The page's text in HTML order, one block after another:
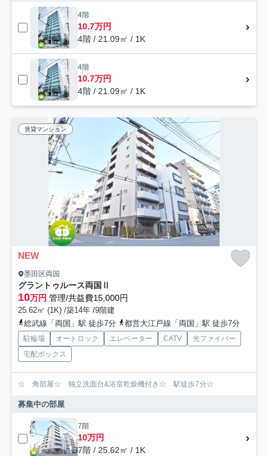
4階
10.7万円
4階 / 21.09㎡ / 1K
4階
10.7万円
4階 / 21.09㎡ / 1K
賃貸マンション
NEW
墨田区両国
グラントゥルース両国Ⅱ
10万円 管理/共益費15,000円
25.62㎡ (1K) /築14年 /9階建
総武線「両国」駅 徒歩7分
都営大江戸線「両国」駅 徒歩7分
駐輪場 オートロック エレベーター CATV
光ファイバー
宅配ボックス
☆ 角部屋☆ 独立洗面台&浴室乾燥機付き☆ 駅徒歩7分☆
募集中の部屋
7階
10万円
7階 / 25.62㎡ / 1K